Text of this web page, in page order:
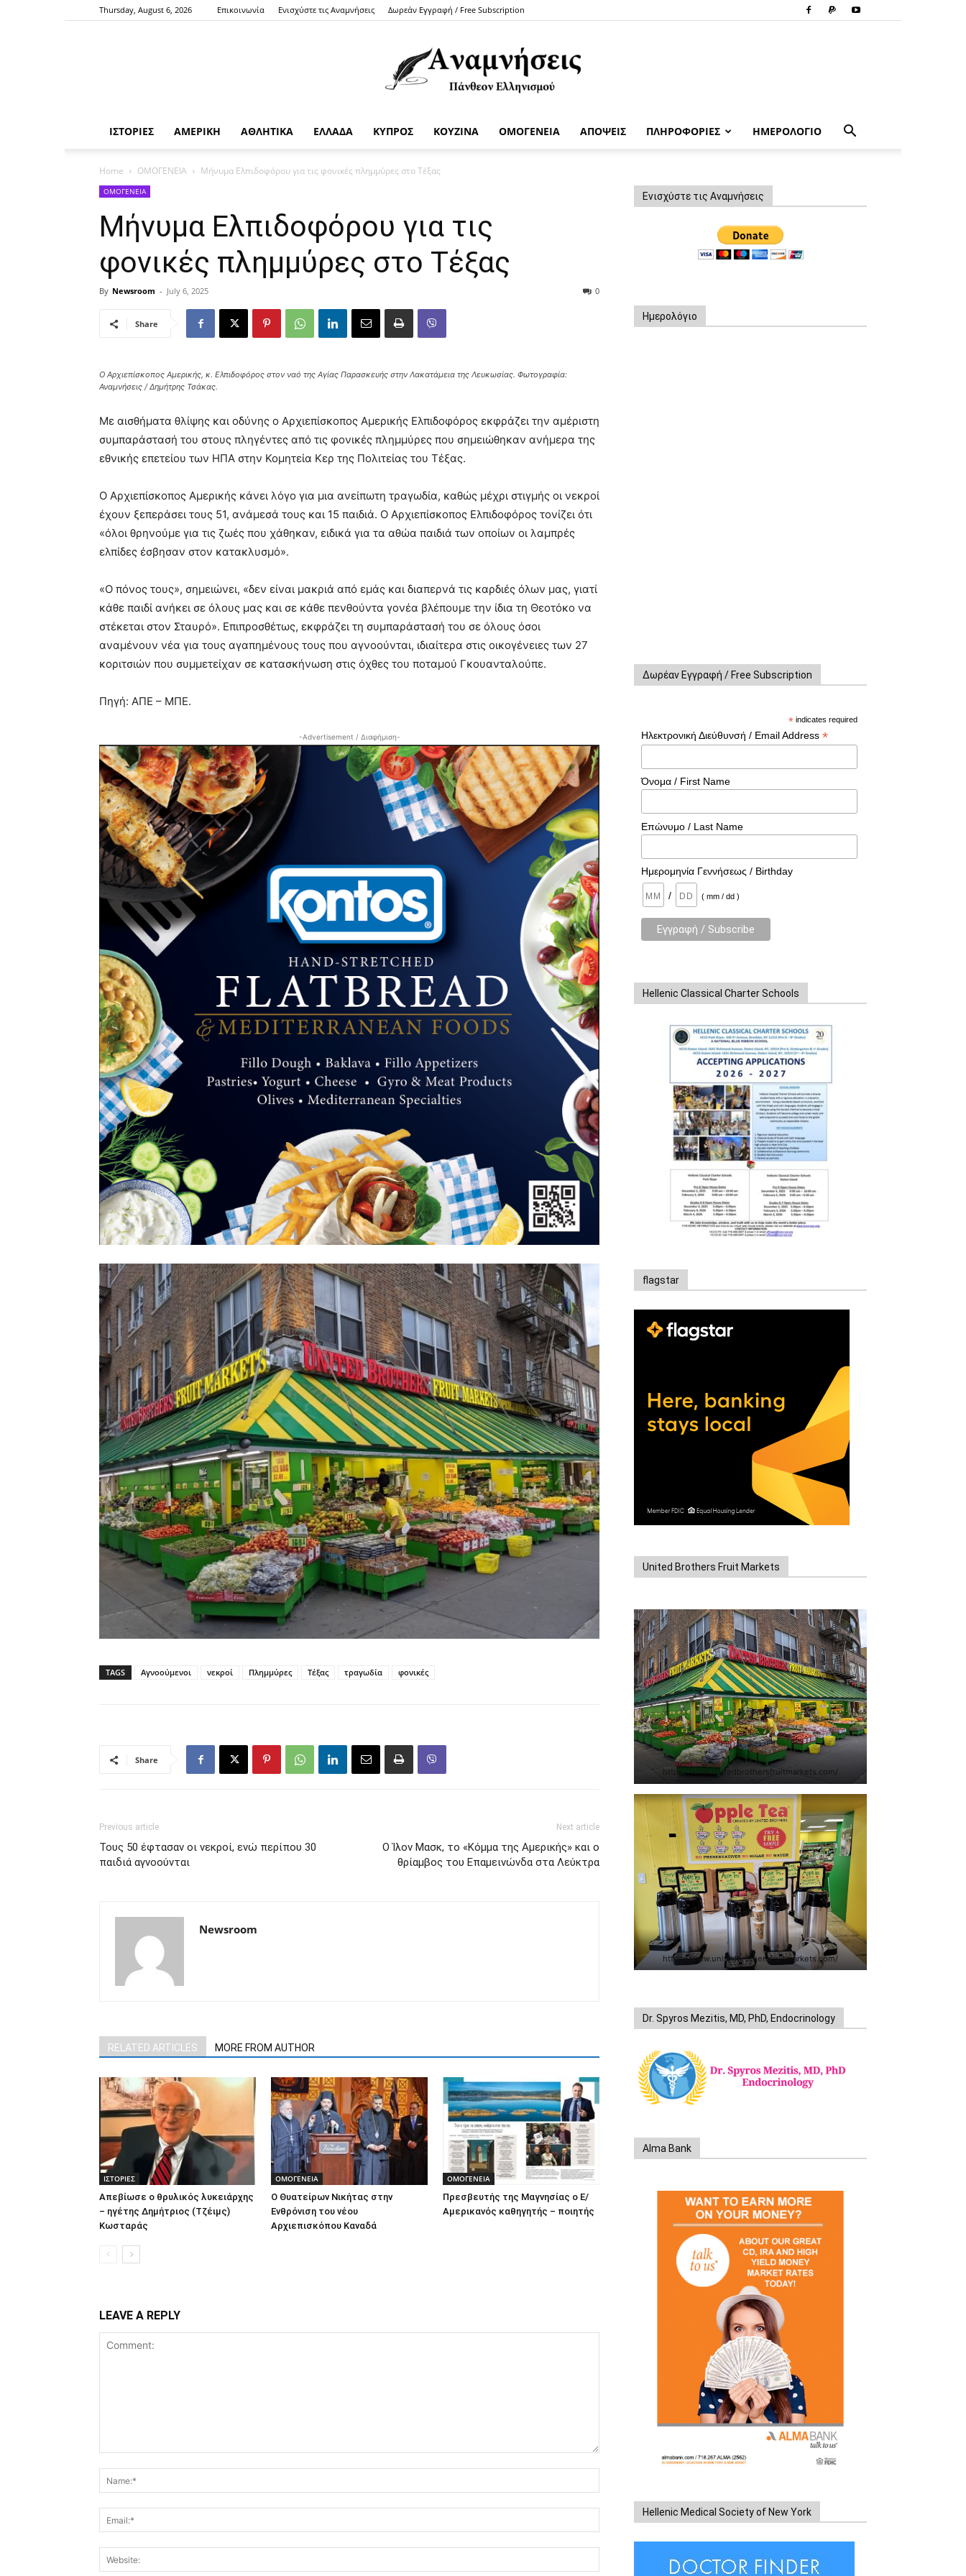
Thursday, August 6, 2026 Επικοινωνία Ενισχύστε τις Αναμνήσεις Δωρεάν Εγγραφή / Free Subscription
ΙΣΤΟΡΙΕΣ ΑΜΕΡΙΚΗ ΑΘΛΗΤΙΚΑ ΕΛΛΑΔΑ ΚΥΠΡΟΣ ΚΟΥΖΙΝΑ ΟΜΟΓΕΝΕΙΑ ΑΠΟΨΕΙΣ ΠΛΗΡΟΦΟΡΙΕΣ ΗΜΕΡΟΛΟΓΙΟ
Home ΟΜΟΓΕΝΕΙΑ Μήνυμα Ελπιδοφόρου για τις φονικές πλημμύρες στο Τέξας
ΟΜΟΓΕΝΕΙΑ
Μήνυμα Ελπιδοφόρου για τις
φονικές πλημμύρες στο Τέξας
By Newsroom - July 6, 2025 0
Share
Ο Αρχιεπίσκοπος Αμερικής, κ. Ελπιδοφόρος στον ναό της Αγίας Παρασκευής στην Λακατάμεια της Λευκωσίας. Φωτογραφία:
Αναμνήσεις / Δημήτρης Τσάκας.
Με αισθήματα θλίψης και οδύνης ο Αρχιεπίσκοπος Αμερικής Ελπιδοφόρος εκφράζει την αμέριστη
συμπαράστασή του στους πληγέντες από τις φονικές πλημμύρες που σημειώθηκαν ανήμερα της
εθνικής επετείου των ΗΠΑ στην Κομητεία Κερ της Πολιτείας του Τέξας.
Ο Αρχιεπίσκοπος Αμερικής κάνει λόγο για μια ανείπωτη τραγωδία, καθώς μέχρι στιγμής οι νεκροί
έχουν ξεπεράσει τους 51, ανάμεσά τους και 15 παιδιά. Ο Αρχιεπίσκοπος Ελπιδοφόρος τονίζει ότι
«όλοι θρηνούμε για τις ζωές που χάθηκαν, ειδικά για τα αθώα παιδιά των οποίων οι λαμπρές
ελπίδες έσβησαν στον κατακλυσμό».
«Ο πόνος τους», σημειώνει, «δεν είναι μακριά από εμάς και διαπερνά τις καρδιές όλων μας, γιατί
κάθε παιδί ανήκει σε όλους μας και σε κάθε πενθούντα γονέα βλέπουμε την ίδια τη Θεοτόκο να
στέκεται στον Σταυρό». Επιπροσθέτως, εκφράζει τη συμπαράστασή του σε όλους όσοι
αναμένουν νέα για τους αγαπημένους τους που αγνοούνται, ιδιαίτερα στις οικογένειες των 27
κοριτσιών που συμμετείχαν σε κατασκήνωση στις όχθες του ποταμού Γκουανταλούπε.
Πηγή: ΑΠΕ – ΜΠΕ.
-Advertisement / Διαφήμιση-
TAGS Αγνοούμενοι νεκροί Πλημμύρες Τέξας τραγωδία φονικές
Share
Previous article
Τους 50 έφτασαν οι νεκροί, ενώ περίπου 30
παιδιά αγνοούνται
Next article
Ο Ίλον Μασκ, το «Κόμμα της Αμερικής» και ο
θρίαμβος του Επαμεινώνδα στα Λεύκτρα
Newsroom
RELATED ARTICLES MORE FROM AUTHOR
ΙΣΤΟΡΙΕΣ
Απεβίωσε ο θρυλικός λυκειάρχης
– ηγέτης Δημήτριος (Τζέιμς)
Κωσταράς
ΟΜΟΓΕΝΕΙΑ
O Θυατείρων Νικήτας στην
Ενθρόνιση του νέου
Αρχιεπισκόπου Καναδά
ΟΜΟΓΕΝΕΙΑ
Πρεσβευτής της Μαγνησίας ο Ε/
Αμερικανός καθηγητής – ποιητής
LEAVE A REPLY
Ενισχύστε τις Αναμνήσεις
Ημερολόγιο
Δωρέαν Εγγραφή / Free Subscription
* indicates required
Ηλεκτρονική Διεύθυνσή / Email Address *
Όνομα / First Name
Επώνυμο / Last Name
Ημερομηνία Γεννήσεως / Birthday
/ ( mm / dd )
Hellenic Classical Charter Schools
flagstar
United Brothers Fruit Markets
https://www.unitedbrothersfruitmarkets.com/
https://www.unitedbrothersfruitmarkets.com/
Dr. Spyros Mezitis, MD, PhD, Endocrinology
Alma Bank
Hellenic Medical Society of New York